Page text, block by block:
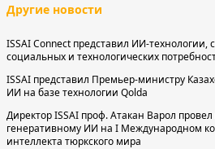
Другие новости
ISSAI Connect представил ИИ-технологии,
социальных и технологических
ISSAI представил Премьер-министру
ИИ на базе технологии Qolda
Директор ISSAI проф. Атакан Варол
генеративному ИИ на I Международном
интеллекта тюркского мира